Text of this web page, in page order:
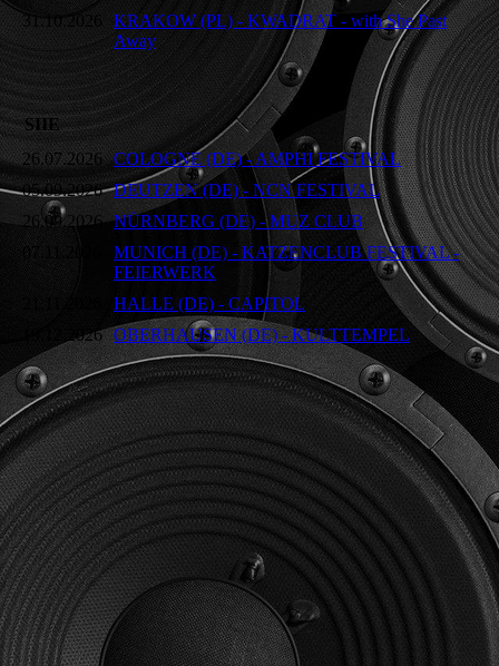
31.10.2026
KRAKOW (PL) - KWADRAT - with She Past
Away
SIIE
26.07.2026 COLOGNE (DE) - AMPHI FESTIVAL
05.09.2026 DEUTZEN (DE) - NCN FESTIVAL
26.09.2026 NÜRNBERG (DE) - MUZ CLUB
07.11.2026
MUNICH (DE) - KATZENCLUB FESTIVAL -
FEIERWERK
HALLE (DE) - CAPITOL
19.12.2026 OBERHAUSEN (DE) - KULTTEMPEL